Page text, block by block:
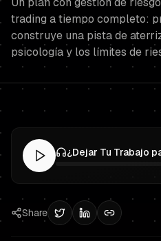
trading a tiempo completo:
construye una pista de
psicología y los límites de
Share